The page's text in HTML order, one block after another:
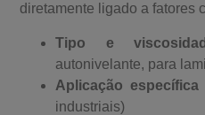
diretamente ligado a fatores
Tipo e
autonivelante, para
Aplicação específica
industriais)